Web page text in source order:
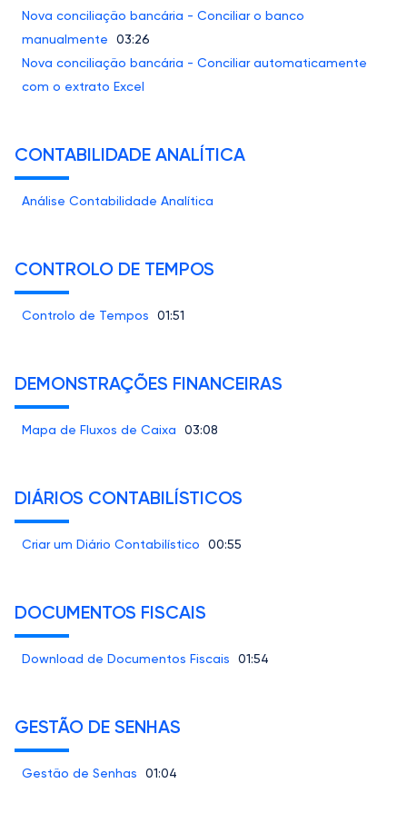
Nova conciliação bancária - Conciliar o banco
manualmente
03:26
Nova conciliação bancária - Conciliar automaticamente
com o extrato Excel
CONTABILIDADE ANALÍTICA
Análise Contabilidade Analítica
CONTROLO DE TEMPOS
Controlo de Tempos 01:51
DEMONSTRAÇÕES FINANCEIRAS
Mapa de Fluxos de Caixa 03:08
DIÁRIOS CONTABILÍSTICOS
Criar um Diário Contabilístico 00:55
DOCUMENTOS FISCAIS
Download de Documentos Fiscais 01:54
GESTÃO DE SENHAS
Gestão de Senhas 01:04